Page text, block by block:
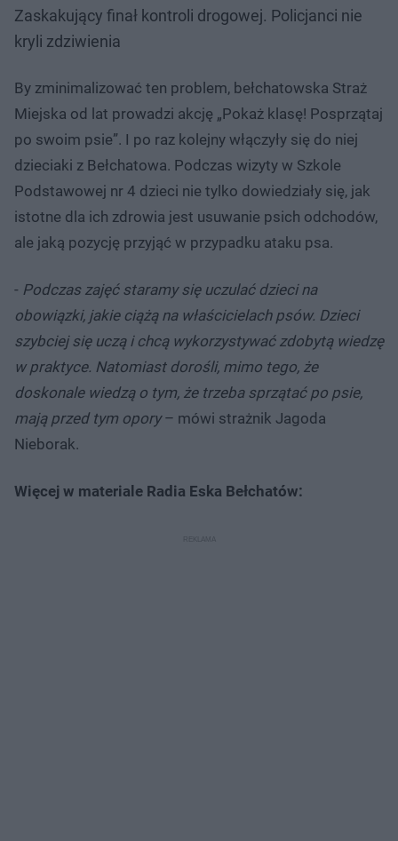
Zaskakujący finał kontroli drogowej. Policjanci nie
kryli zdziwienia
By zminimalizować ten problem, bełchatowska Straż
Miejska od lat prowadzi akcję „Pokaż klasę! Posprzątaj
po swoim psie”. I po raz kolejny włączyły się do niej
dzieciaki z Bełchatowa. Podczas wizyty w Szkole
Podstawowej nr 4 dzieci nie tylko dowiedziały się, jak
istotne dla ich zdrowia jest usuwanie psich odchodów,
ale jaką pozycję przyjąć w przypadku ataku psa.
- Podczas zajęć staramy się uczulać dzieci na
obowiązki, jakie ciążą na właścicielach psów. Dzieci
szybciej się uczą i chcą wykorzystywać zdobytą wiedzę
w praktyce. Natomiast dorośli, mimo tego, że
doskonale wiedzą o tym, że trzeba sprzątać po psie,
mają przed tym opory– mówi strażnik Jagoda
Nieborak.
Więcej w materiale Radia Eska Bełchatów: